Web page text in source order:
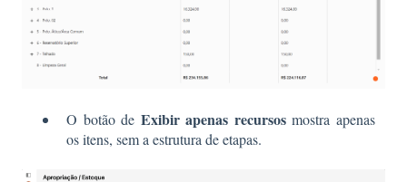
O botão de Exibir apenas recursosmostra apenas
os itens, sem a estrutura de etapas.